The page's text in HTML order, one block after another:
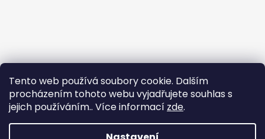
Tento web používá soubory cookie. Dalším
procházením tohoto webu vyjadřujete souhlas s
jejich používáním.. Více informací zde.